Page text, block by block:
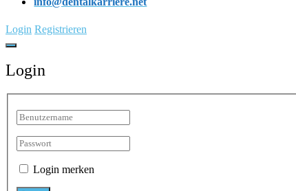
Login Registrieren
Login
Login merken